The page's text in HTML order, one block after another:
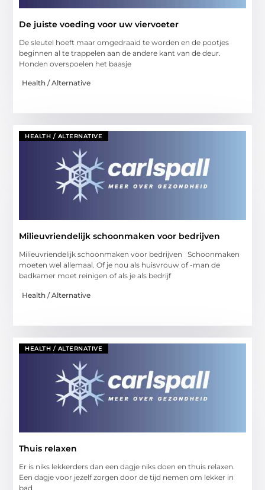
De juiste voeding voor uw viervoeter
De sleutel hoeft maar omgedraaid te worden en de pootjes
beginnen al te trappelen aan de andere kant van de deur.
Honden overspoelen het baasje
Health / Alternative
HEALTH / ALTERNATIVE
Milieuvriendelijk schoonmaken voor bedrijven
Milieuvriendelijk schoonmaken voor bedrijven Schoonmaken
moeten wel allemaal. Of je nou als huisvrouw of -man de
badkamer moet reinigen of als je als bedrijf
Health / Alternative
HEALTH / ALTERNATIVE
Thuis relaxen
Er is niks lekkerders dan een dagje niks doen en thuis relaxen.
Een dagje voor jezelf zorgen door de tijd nemen om lekker in
bad